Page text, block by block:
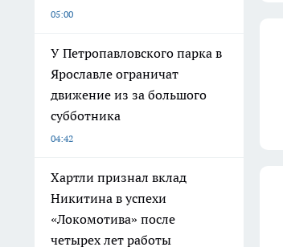
05:00
У Петропавловского парка в
Ярославле ограничат
движение из за большого
субботника
04:42
Хартли признал вклад
Никитина в успехи
«Локомотива» после
четырех лет работы